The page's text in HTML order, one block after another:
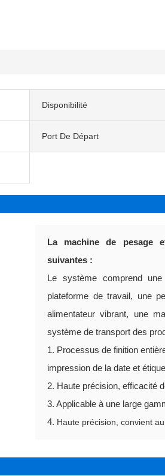
Disponibilité
Port De Départ
La machine de pesage
suivantes :
Le système comprend
plateforme de travail, une
alimentateur vibrant, une
système de transport des
1. Processus de finition
impression de la date et
2. Haute précision, efficacité
3. Applicable à une large
4. Haute précision, convient